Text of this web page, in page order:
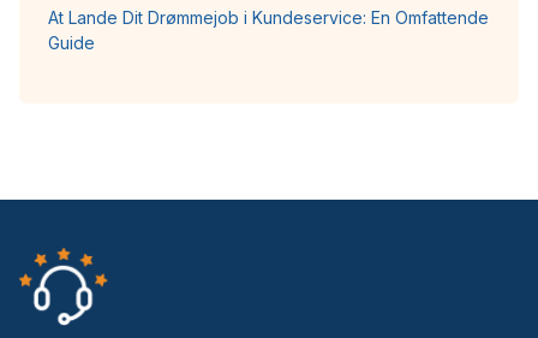
At Lande Dit Drømmejob i Kundeservice: En Omfattende
Guide